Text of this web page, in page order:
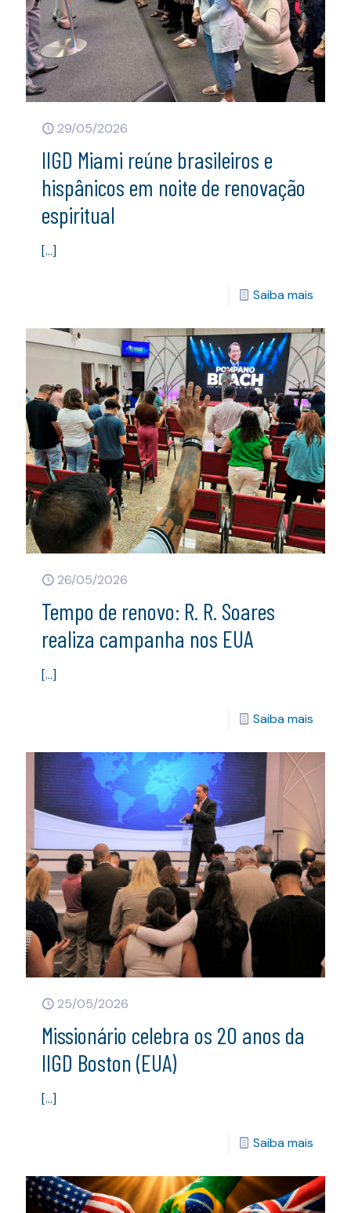
29/05/2026
IIGD Miami reúne brasileiros e
hispânicos em noite de renovação
espiritual
[…]
Saiba mais
26/05/2026
Tempo de renovo: R. R. Soares
realiza campanha nos EUA
[…]
Saiba mais
25/05/2026
Missionário celebra os 20 anos da
IIGD Boston (EUA)
[…]
Saiba mais